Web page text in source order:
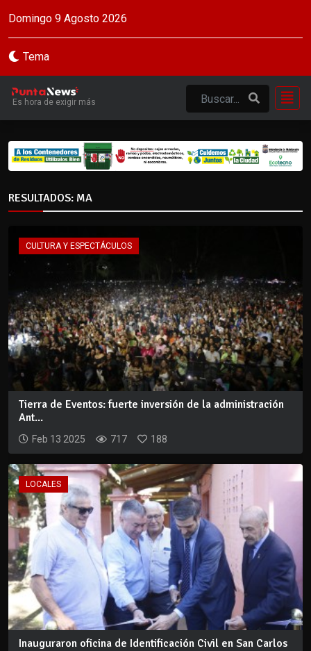
Domingo 9 Agosto 2026
Tema
Es hora de exigir más
RESULTADOS: MA
CULTURA Y ESPECTÁCULOS
Tierra de Eventos: fuerte inversión de la administración
Ant...
Feb 13 2025 717 188
LOCALES
Inauguraron oficina de Identificación Civil en San Carlos